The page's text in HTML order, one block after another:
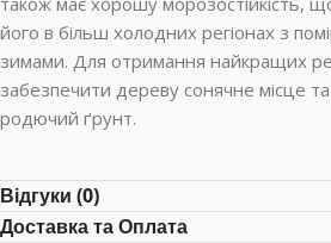
його в більш холодних регіонах з
зимами. Для отримання найкращих
забезпечити дереву сонячне місце
родючий ґрунт.
Відгуки (0)
Доставка та Оплата